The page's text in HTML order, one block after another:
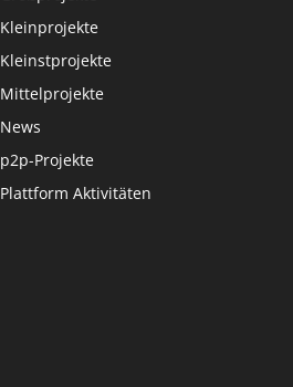
Kleinprojekte
Kleinstprojekte
Mittelprojekte
News
p2p-Projekte
Plattform Aktivitäten